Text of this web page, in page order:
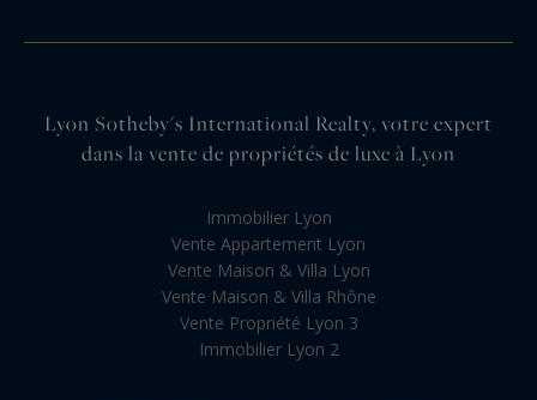
Lyon Sotheby's International Realty, votre expert
dans la vente de propriétés de luxe à Lyon
Immobilier Lyon
Vente Appartement Lyon
Vente Maison & Villa Lyon
Vente Maison & Villa Rhône
Vente Propriété Lyon 3
Immobilier Lyon 2